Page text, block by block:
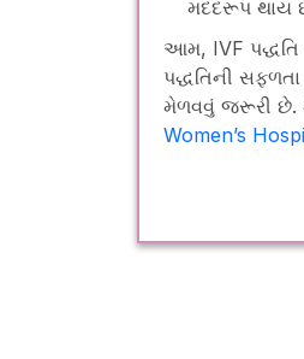
મદદરૂપ થાય
આમ, IVF પદ્ધતિ
પદ્ધતિની
મેળવવું જરૂરી છે.
Women’s